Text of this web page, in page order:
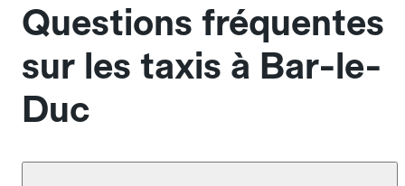
Questions fréquentes
sur les taxis à Bar-le-
Duc